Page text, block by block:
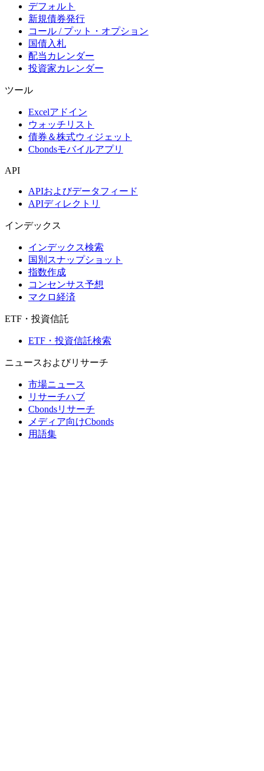
デフォルト
新規債券発行
コール / プット・オプション
国債入札
配当カレンダー
投資家カレンダー
ツール
Excelアドイン
ウォッチリスト
債券＆株式ウィジェット
Cbondsモバイルアプリ
API
APIおよびデータフィード
APIディレクトリ
インデックス
インデックス検索
国別スナップショット
指数作成
コンセンサス予想
マクロ経済
ETF・投資信託
ETF・投資信託検索
ニュースおよびリサーチ
市場ニュース
リサーチハブ
Cbondsリサーチ
メディア向けCbonds
用語集